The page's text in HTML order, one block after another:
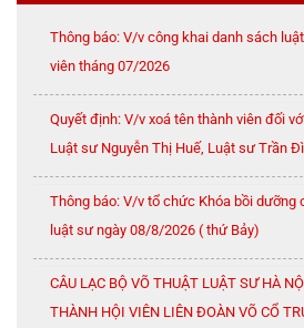
Thông báo: V/v công khai danh sách
viên tháng 07/2026
Quyết định: V/v xoá tên thành viên đối
Luật sư Nguyễn Thị Huế, Luật sư Trần
Oanh
Thông báo: V/v tổ chức Khóa bồi dưỡng
luật sư ngày 08/8/2026 ( thứ Bảy)
CÂU LẠC BỘ VÕ THUẬT LUẬT SƯ HÀ
THÀNH HỘI VIÊN LIÊN ĐOÀN VÕ CỔ